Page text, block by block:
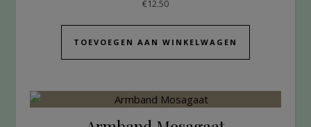
€12.50
TOEVOEGEN AAN WINKELWAGEN